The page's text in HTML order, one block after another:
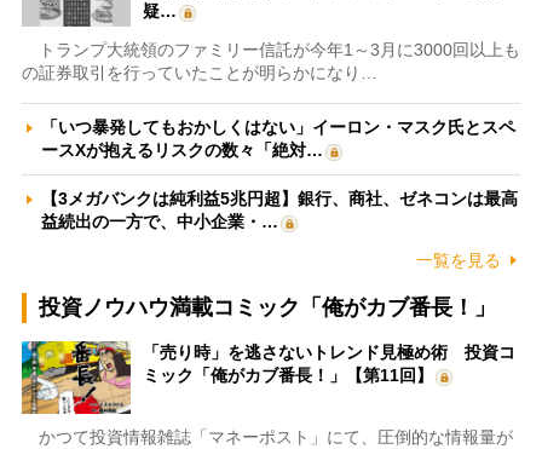
疑…
トランプ大統領のファミリー信託が今年1～3月に3000回以上も
の証券取引を行っていたことが明らかになり…
「いつ暴発してもおかしくはない」イーロン・マスク氏とスペ
ースXが抱えるリスクの数々「絶対…
【3メガバンクは純利益5兆円超】銀行、商社、ゼネコンは最高
益続出の一方で、中小企業・…
一覧を見る
投資ノウハウ満載コミック「俺がカブ番長！」
「売り時」を逃さないトレンド見極め術 投資コ
ミック「俺がカブ番長！」【第11回】
かつて投資情報雑誌「マネーポスト」にて、圧倒的な情報量が